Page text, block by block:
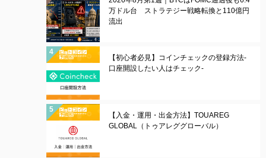
万ドル台 ストラテジー戦略転換と110億円
流出
【初心者必見】コインチェックの登録方法-
口座開設したい人はチェック-
【入金・運用・出金方法】TOUAREG
GLOBAL（トゥアレググローバル）